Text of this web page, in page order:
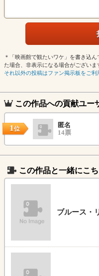
＊「映画館で観たいワケ」を書き込
た場合、非表示になる場合がございま
それ以外の投稿はファン掲示板をご利
この作品への貢献ユー
1位
匿名
14票
この作品と一緒にこ
ブルース・